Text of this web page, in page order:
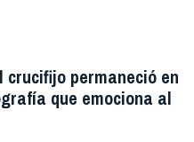
permaneció en
que emociona al